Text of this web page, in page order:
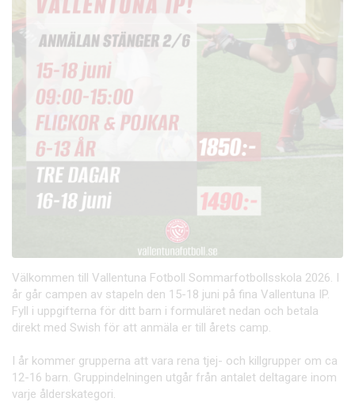
Välkommen till Vallentuna Fotboll Sommarfotbollsskola 2026. I
år går campen av stapeln den 15-18 juni på fina Vallentuna IP.
Fyll i uppgifterna för ditt barn i formuläret nedan och betala
direkt med Swish för att anmäla er till årets camp.
I år kommer grupperna att vara rena tjej- och killgrupper om ca
12-16 barn. Gruppindelningen utgår från antalet deltagare inom
varje ålderskategori.